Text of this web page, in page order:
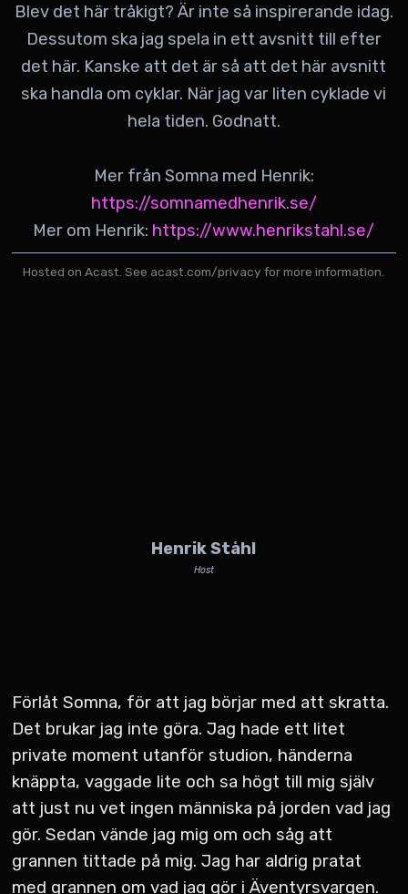
Blev det här tråkigt? Är inte så inspirerande idag.
Dessutom ska jag spela in ett avsnitt till efter
det här. Kanske att det är så att det här avsnitt
ska handla om cyklar. När jag var liten cyklade vi
hela tiden. Godnatt.
Mer från Somna med Henrik:
https://somnamedhenrik.se/
Mer om Henrik: https://www.henrikstahl.se/
Hosted on Acast. See acast.com/privacy for more information.
Henrik Ståhl
Host
Förlåt Somna, för att jag börjar med att skratta.
Det brukar jag inte göra. Jag hade ett litet
private moment utanför studion, händerna
knäppta, vaggade lite och sa högt till mig själv
att just nu vet ingen människa på jorden vad jag
gör. Sedan vände jag mig om och såg att
grannen tittade på mig. Jag har aldrig pratat
med grannen om vad jag gör i Äventyrsvargen.